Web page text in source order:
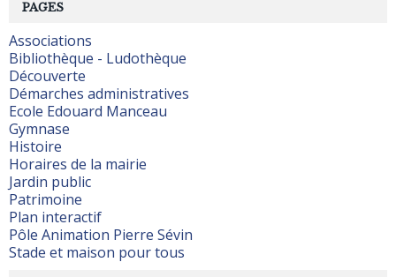
PAGES
Associations
Bibliothèque - Ludothèque
Découverte
Démarches administratives
Ecole Edouard Manceau
Gymnase
Histoire
Horaires de la mairie
Jardin public
Patrimoine
Plan interactif
Pôle Animation Pierre Sévin
Stade et maison pour tous